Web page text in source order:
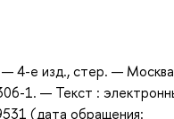
— 4-е изд., стер. —
1. — Текст :
(дата обращения: